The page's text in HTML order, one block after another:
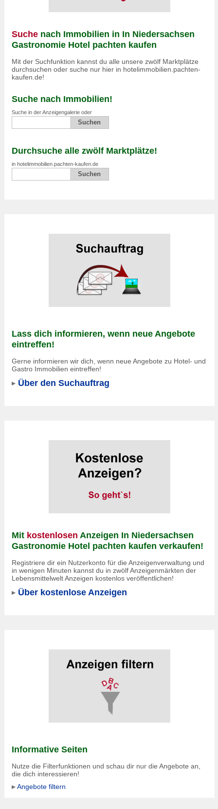
Suche nach Immobilien in In Niedersachsen
Gastronomie Hotel pachten kaufen
Mit der Suchfunktion kannst du alle unsere zwölf Marktplätze
durchsuchen oder suche nur hier in hotelimmobilien.pachten-
kaufen.de!
Suche nach Immobilien!
Suche in der Anzeigengalerie oder
Durchsuche alle zwölf Marktplätze!
in hotelimmobilien.pachten-kaufen.de
Lass dich informieren, wenn neue Angebote
eintreffen!
Gerne informieren wir dich, wenn neue Angebote zu Hotel- und
Gastro Immobilien eintreffen!
Über den Suchauftrag
Mit kostenlosen Anzeigen In Niedersachsen
Gastronomie Hotel pachten kaufen verkaufen!
Registriere dir ein Nutzerkonto für die Anzeigenverwaltung und
in wenigen Minuten kannst du in zwölf Anzeigenmärkten der
Lebensmittelwelt Anzeigen kostenlos veröffentlichen!
Über kostenlose Anzeigen
Informative Seiten
Nutze die Filterfunktionen und schau dir nur die Angebote an,
die dich interessieren!
Angebote filtern